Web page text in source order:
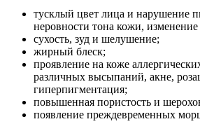
тусклый цвет лица и нарушение
неровности тона кожи, изменение
сухость, зуд и шелушение;
жирный блеск;
проявление на коже
различных высыпаний, акне,
гиперпигментация;
повышенная пористость и
появление преждевременных